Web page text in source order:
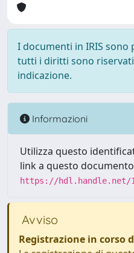
I documenti in IRIS
tutti i diritti sono
indicazione.
Informazioni
Utilizza questo
link a questo
https://hdl.handle.net/
Avviso
Registrazione in corso